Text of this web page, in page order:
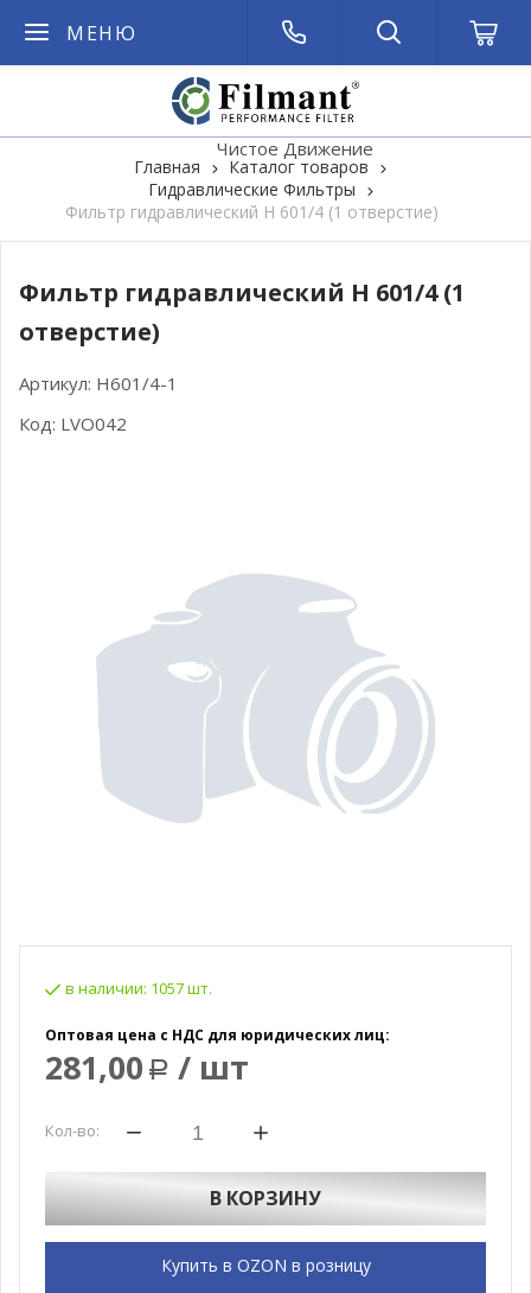
МЕНЮ
Чистое Движение
Главная
Каталог товаров
Гидравлические Фильтры
Фильтр гидравлический H 601/4 (1 отверстие)
Фильтр гидравлический H 601/4 (1
отверстие)
Артикул: H601/4-1
Код: LVO042
в наличии: 1057 шт.
Оптовая цена с НДС для юридических лиц:
281,00 Р / шт
Кол-во:
В КОРЗИНУ
Купить в OZON в розницу